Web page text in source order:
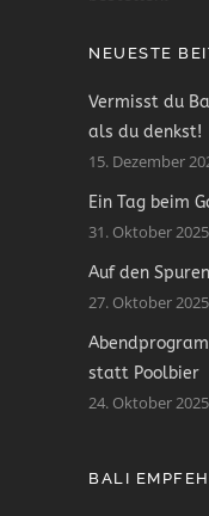
NEUESTE
Vermisst du
als du denkst!
15. Dezember
Ein Tag beim
31. Oktober 2025
Auf den
27. Oktober 2025
statt Poolbier
24. Oktober 2025
BALI